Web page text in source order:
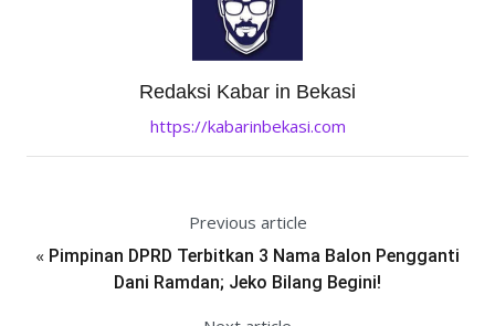
Redaksi Kabar in Bekasi
https://kabarinbekasi.com
Previous article
« Pimpinan DPRD Terbitkan 3 Nama Balon Pengganti
Dani Ramdan; Jeko Bilang Begini!